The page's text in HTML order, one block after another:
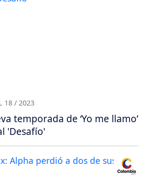
18 / 2023
temporada de ‘Yo me llamo’
'Desafío'